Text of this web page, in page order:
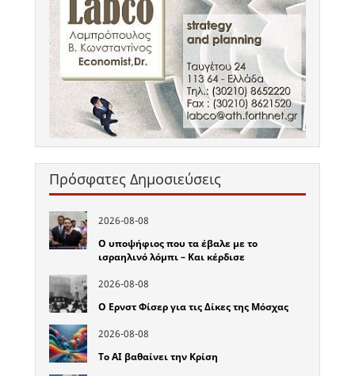
Πρόσφατες Δημοσιεύσεις
2026-08-08
Ο υποψήφιος που τα έβαλε με το
ισραηλινό λόμπι – Και κέρδισε
2026-08-08
Ο Ερνστ Φίσερ για τις Δίκες της Μόσχας
2026-08-08
Το ΑΙ βαθαίνει την Κρίση